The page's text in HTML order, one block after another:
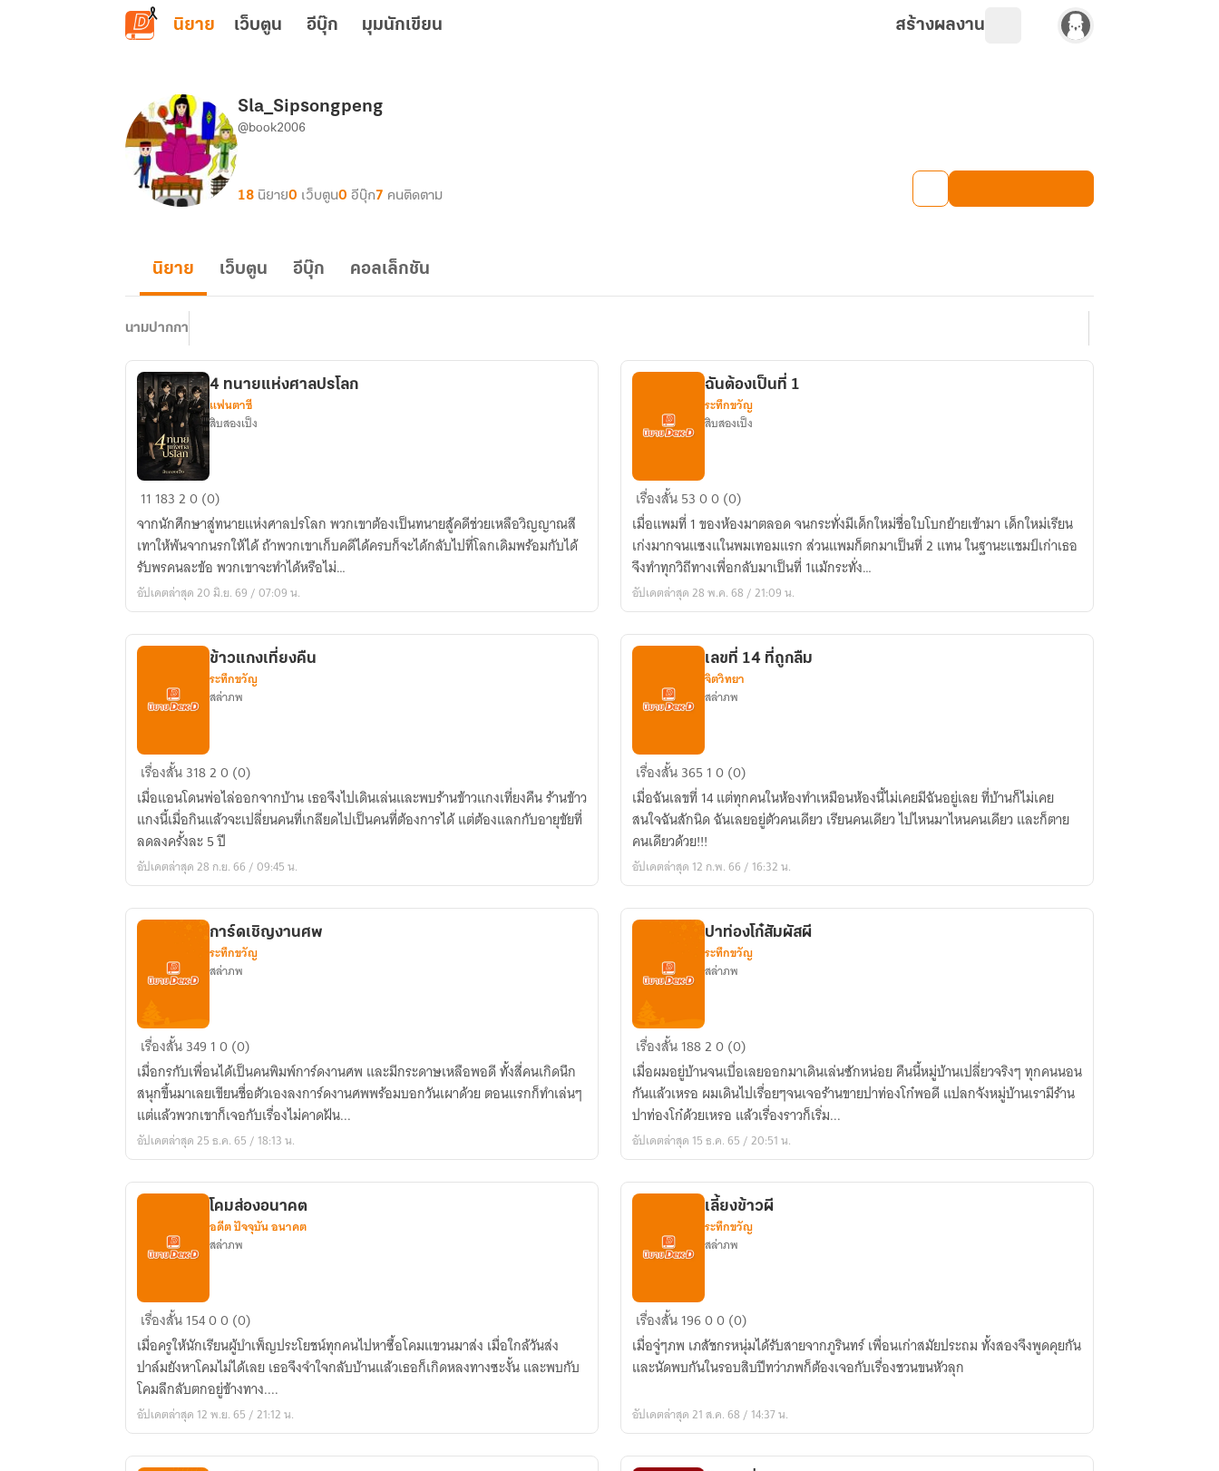
ข้ามไปยังเนื้อหาหลัก
นิยาย เว็บตูน อีบุ๊ก มุมนักเขียน สร้างผลงาน
Sla_Sipsongpeng
@book2006
18 นิยาย0 เว็บตูน0 อีบุ๊ก7 คนติดตาม
นิยาย เว็บตูน อีบุ๊ก คอลเล็กชัน
นามปากกา
4
ทนาย
แห่ง
ศาล
ปรโลก
4 ทนายแห่งศาลปรโลก
แฟนตาซี
สิบสองเป็ง
11 18320 (0)
จากนักศึกษาสู่ทนายแห่งศาลปรโลก พวกเขาต้องเป็นทนายสู้คดีช่วยเหลือวิญญาณสี
เทาให้พ้นจากนรกให้ได้ ถ้าพวกเขาเก็บคดีได้ครบก็จะได้กลับไปที่โลกเดิมพร้อมกับได้
รับพรคนละข้อ พวกเขาจะทำได้หรือไม่…
อัปเดตล่าสุด 20 มิ.ย. 69 / 07:09 น.
ฉัน
ต้อง
เป็น
ที่
1
ฉันต้องเป็นที่ 1
ระทึกขวัญ
สิบสองเป็ง
เรื่องสั้น5300 (0)
เมื่อแพมที่ 1 ของห้องมาตลอด จนกระทั่งมีเด็กใหม่ชื่อใบโบกย้ายเข้ามา เด็กใหม่เรียน
เก่งมากจนแซงแในพมเทอมแรก ส่วนแพมก็ตกมาเป็นที่ 2 แทน ในฐานะแชมป์เก่าเธอ
จึงทำทุกวิถีทางเพื่อกลับมาเป็นที่ 1แม้กระทั่ง…
อัปเดตล่าสุด 28 พ.ค. 68 / 21:09 น.
ข้าว
แกง
เที่ยง
คืน
ข้าวแกงเที่ยงคืน
ระทึกขวัญ
สล่าภพ
เรื่องสั้น31820 (0)
เมื่อแอนโดนพ่อไล่ออกจากบ้าน เธอจึงไปเดินเล่นและพบร้านข้าวแกงเที่ยงคืน ร้านข้าว
แกงนี้เมื่อกินแล้วจะเปลี่ยนคนที่เกลียดไปเป็นคนที่ต้องการได้ แต่ต้องแลกกับอายุขัยที่
ลดลงครั้งละ 5 ปี
อัปเดตล่าสุด 28 ก.ย. 66 / 09:45 น.
เลข
ที่
14
ที่
ถูก
ลืม
เลขที่ 14 ที่ถูกลืม
จิตวิทยา
สล่าภพ
เรื่องสั้น365 10 (0)
เมื่อฉันเลขที่ 14 แต่ทุกคนในห้องทำเหมือนห้องนี้ไม่เคยมีฉันอยู่เลย ที่บ้านก็ไม่เคย
สนใจฉันสักนิด ฉันเลยอยู่ตัวคนเดียว เรียนคนเดียว ไปไหนมาไหนคนเดียว และก็ตาย
คนเดียวด้วย!!!
อัปเดตล่าสุด 12 ก.พ. 66 / 16:32 น.
การ์ด
เชิญ
งาน
ศพ
การ์ดเชิญงานศพ
ระทึกขวัญ
สล่าภพ
เรื่องสั้น349 10 (0)
เมื่อกรกับเพื่อนได้เป็นคนพิมพ์การ์ดงานศพ และมีกระดาษเหลือพอดี ทั้งสี่คนเกิดนึก
สนุกขึ้นมาเลยเขียนชื่อตัวเองลงการ์ดงานศพพร้อมบอกวันเผาด้วย ตอนแรกก็ทำเล่นๆ
แต่แล้วพวกเขาก็เจอกับเรื่องไม่คาดฝัน...
อัปเดตล่าสุด 25 ธ.ค. 65 / 18:13 น.
ปาท่องโก๋
สัมผัส
ผี
ปาท่องโก๋สัมผัสผี
ระทึกขวัญ
สล่าภพ
เรื่องสั้น18820 (0)
เมื่อผมอยู่บ้านจนเบื่อเลยออกมาเดินเล่นซักหน่อย คืนนี้หมู่บ้านเปลี่ยวจริงๆ ทุกคนนอน
กันแล้วเหรอ ผมเดินไปเรื่อยๆจนเจอร้านขายปาท่องโก๋พอดี แปลกจังหมู่บ้านเรามีร้าน
ปาท่องโก๋ด้วยเหรอ แล้วเรื่องราวก็เริ่ม...
อัปเดตล่าสุด 15 ธ.ค. 65 / 20:51 น.
โคม
ส่อง
อนาคต
โคมส่องอนาคต
อดีต ปัจจุบัน อนาคต
สล่าภพ
เรื่องสั้น15400 (0)
เมื่อครูให้นักเรียนผู้บำเพ็ญประโยชน์ทุกคนไปหาซื้อโคมแขวนมาส่ง เมื่อใกล้วันส่ง
ปาล์มยังหาโคมไม่ได้เลย เธอจึงจำใจกลับบ้านแล้วเธอก็เกิดหลงทางซะงั้น และพบกับ
โคมลึกลับตกอยู่ข้างทาง....
อัปเดตล่าสุด 12 พ.ย. 65 / 21:12 น.
เลี้ยง
ข้าว
ผี
เลี้ยงข้าวผี
ระทึกขวัญ
สล่าภพ
เรื่องสั้น19600 (0)
เมื่อจู่ๆภพ เภสัชกรหนุ่มได้รับสายจากภูรินทร์ เพื่อนเก่าสมัยประถม ทั้งสองจึงพูดคุยกัน
และนัดพบกันในรอบสิบปีทว่าภพก็ต้องเจอกับเรื่องชวนขนหัวลุก
อัปเดตล่าสุด 21 ส.ค. 68 / 14:37 น.